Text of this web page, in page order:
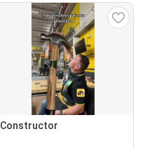
Constructor